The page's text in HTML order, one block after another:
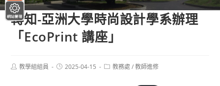
轉知-亞洲大學時尚設計學系辦理
「EcoPrint 講座」
Post教學組組員
Post2025-04-15
Post教務處 / 教師進修